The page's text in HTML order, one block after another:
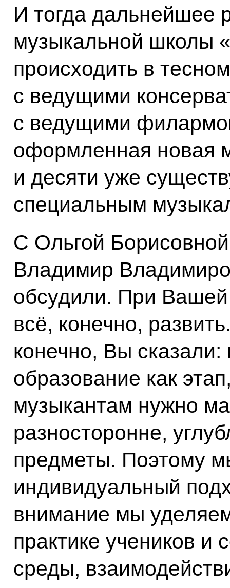
И тогда дальнейшее
музыкальной школы
происходить в
с ведущими
с ведущими
оформленная новая
и десяти уже
специальным
С Ольгой
Владимир
обсудили. При
всё, конечно,
конечно, Вы
образование как
музыкантам нужно
разносторонне,
предметы. Поэтому
индивидуальный
внимание мы
практике учеников и
среды,